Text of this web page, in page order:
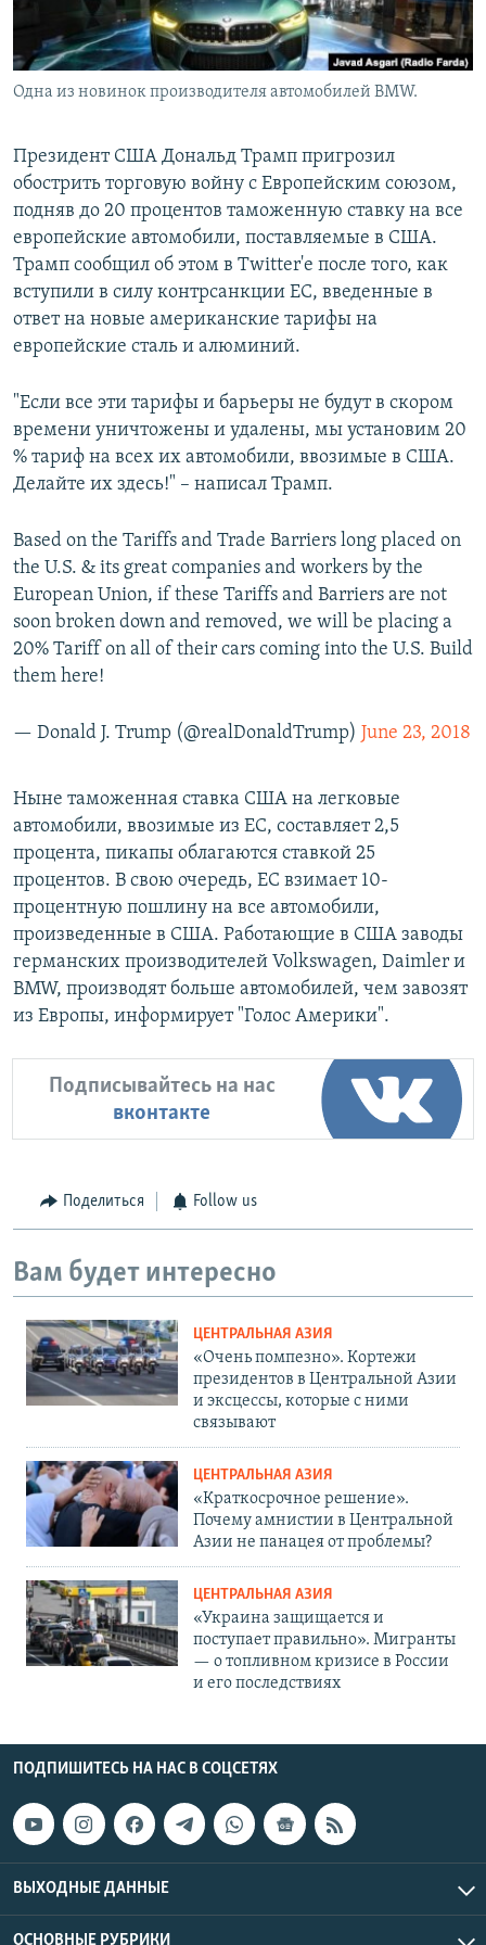
Одна из новинок производителя автомобилей BMW.
Президент США Дональд Трамп пригрозил
обострить торговую войну с Европейским союзом,
подняв до 20 процентов таможенную ставку на все
европейские автомобили, поставляемые в США.
Трамп сообщил об этом в Twitter'е после того, как
вступили в силу контрсанкции ЕС, введенные в
ответ на новые американские тарифы на
европейские сталь и алюминий.
"Если все эти тарифы и барьеры не будут в скором
времени уничтожены и удалены, мы установим 20
% тариф на всех их автомобили, ввозимые в США.
Делайте их здесь!" – написал Трамп.
Based on the Tariffs and Trade Barriers long placed on
the U.S. & its great companies and workers by the
European Union, if these Tariffs and Barriers are not
soon broken down and removed, we will be placing a
20% Tariff on all of their cars coming into the U.S. Build
them here!
— Donald J. Trump (@realDonaldTrump) June 23, 2018
Ныне таможенная ставка США на легковые
автомобили, ввозимые из ЕС, составляет 2,5
процента, пикапы облагаются ставкой 25
процентов. В свою очередь, ЕС взимает 10-
процентную пошлину на все автомобили,
произведенные в США. Работающие в США заводы
германских производителей Volkswagen, Daimler и
BMW, производят больше автомобилей, чем завозят
из Европы, информирует "Голос Америки".
Подписывайтесь на нас
вконтакте
Поделиться Follow us
Вам будет интересно
ЦЕНТРАЛЬНАЯ АЗИЯ
«Очень помпезно». Кортежи
президентов в Центральной Азии
и эксцессы, которые с ними
связывают
ЦЕНТРАЛЬНАЯ АЗИЯ
«Краткосрочное решение».
Почему амнистии в Центральной
Азии не панацея от проблемы?
ЦЕНТРАЛЬНАЯ АЗИЯ
«Украина защищается и
поступает правильно». Мигранты
— о топливном кризисе в России
и его последствиях
ПОДПИШИТЕСЬ НА НАС В СОЦСЕТЯХ
ВЫХОДНЫЕ ДАННЫЕ
ОСНОВНЫЕ РУБРИКИ